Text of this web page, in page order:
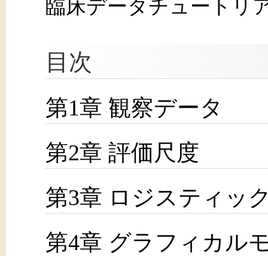
臨床データチュートリ
目次
第1章 観察データ
第2章 評価尺度
第3章 ロジスティッ
第4章 グラフィカル